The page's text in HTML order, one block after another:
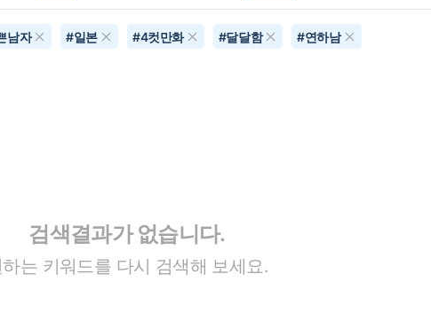
남자 #일본 #4컷만화 #달달함 #연하남
검색결과가 없습니다.
하는 키워드를 다시 검색해 보세요.